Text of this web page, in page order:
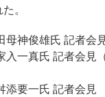
。
母神俊雄氏 記者会
一真氏 記者会見
添要一氏 記者会見